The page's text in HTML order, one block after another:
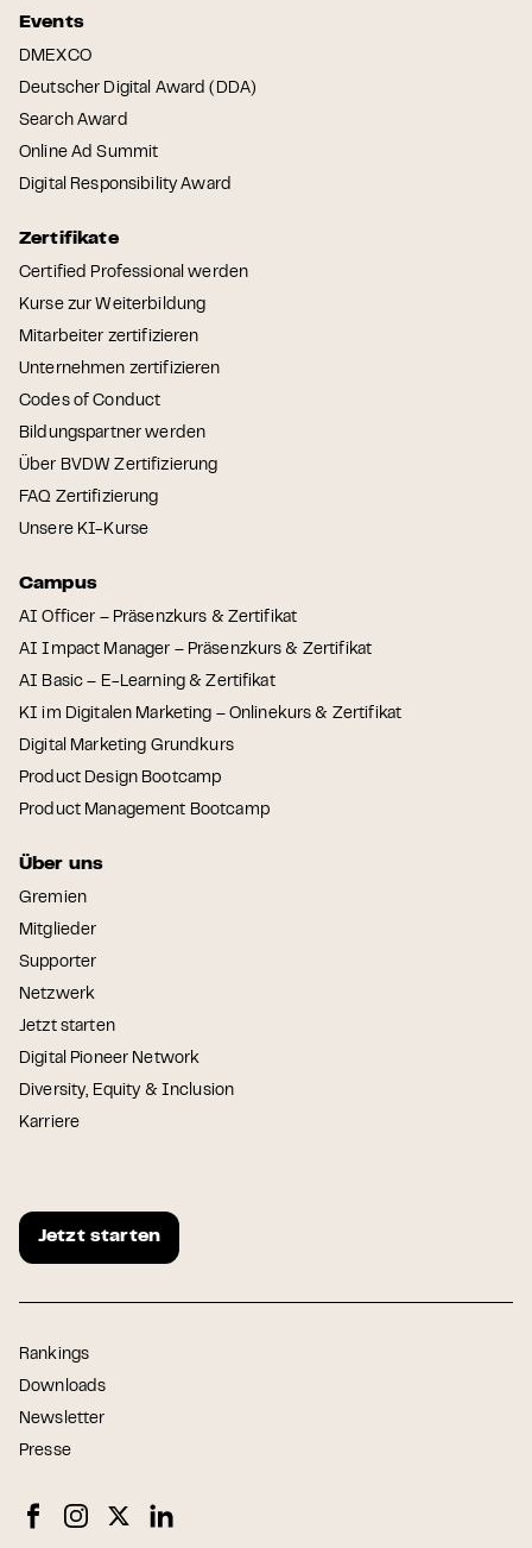
Events
DMEXCO
Deutscher Digital Award (DDA)
Search Award
Online Ad Summit
Digital Responsibility Award
Zertifikate
Certified Professional werden
Kurse zur Weiterbildung
Mitarbeiter zertifizieren
Unternehmen zertifizieren
Codes of Conduct
Bildungspartner werden
Über BVDW Zertifizierung
FAQ Zertifizierung
Unsere KI-Kurse
Campus
AI Officer – Präsenzkurs & Zertifikat
AI Impact Manager – Präsenzkurs & Zertifikat
AI Basic – E-Learning & Zertifikat
KI im Digitalen Marketing – Onlinekurs & Zertifikat
Digital Marketing Grundkurs
Product Design Bootcamp
Product Management Bootcamp
Über uns
Gremien
Mitglieder
Supporter
Netzwerk
Jetzt starten
Digital Pioneer Network
Diversity, Equity & Inclusion
Karriere
Jetzt starten
Rankings
Downloads
Newsletter
Presse